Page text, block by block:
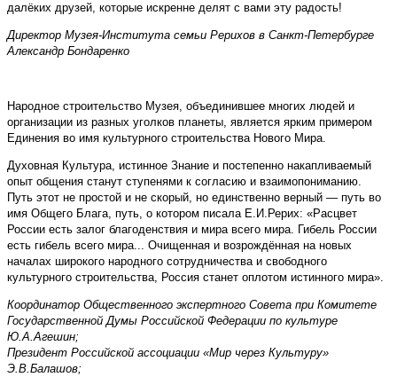
далёких друзей, которые искренне делят с вами эту радость!
Директор Музея-Института семьи Рерихов в Санкт-Петербурге
Александр Бондаренко
Народное строительство Музея, объединившее многих людей и
организации из разных уголков планеты, является ярким примером
Единения во имя культурного строительства Нового Мира.
Духовная Культура, истинное Знание и постепенно накапливаемый
опыт общения станут ступенями к согласию и взаимопониманию.
Путь этот не простой и не скорый, но единственно верный — путь во
имя Общего Блага, путь, о котором писала Е.И.Рерих: «Расцвет
России есть залог благоденствия и мира всего мира. Гибель России
есть гибель всего мира... Очищенная и возрождённая на новых
началах широкого народного сотрудничества и свободного
культурного строительства, Россия станет оплотом истинного мира».
Координатор Общественного экспертного Совета при Комитете
Государственной Думы Российской Федерации по культуре
Ю.А.Агешин;
Президент Российской ассоциации «Мир через Культуру»
Э.В.Балашов;